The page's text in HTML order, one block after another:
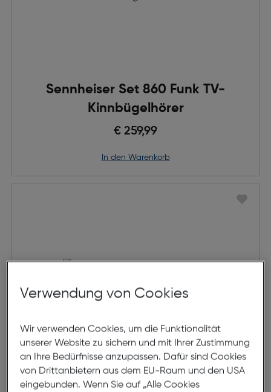
Sennheiser Set 860 Funk TV-
Kinnbügelhörer
€ 259,99
in den Warenkorb
Hama Fernseh-Kopfhörer Over-
Verwendung von Cookies
Wir verwenden Cookies, um die Funktionalität
unserer Website zu sichern und mit Ihrer Zustimmung
an Ihre Bedürfnisse anzupassen. Dafür sind Cookies
von Drittanbietern aus dem EU-Raum und den USA
eingebunden. Wenn Sie auf „Alle Cookies